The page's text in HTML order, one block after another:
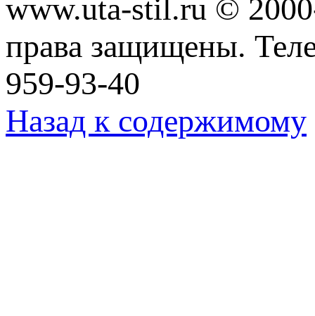
www.uta-stil.ru ©
права защищены.
959-93-40
Назад к содержимому